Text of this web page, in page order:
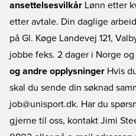
ansettelsesvilkår Lønn etter
etter avtale. Din daglige
på Gl. Køge Landevej 121,
jobbe feks. 2 dager i Norge
og andre opplysninger Hvis
skal du sende din søknad
job@unisport.dk. Har du
gjerne til oss, kontakt Jimi